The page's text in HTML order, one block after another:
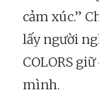
cảm xúc.”
lấy người
COLORS
mình.